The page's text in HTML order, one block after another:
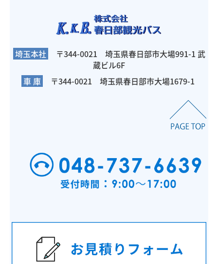
埼玉本社 〒344-0021 埼玉県春日部市大場991-1 武
蔵ビル6F
車 庫
〒344-0021 埼玉県春日部市大場1679-1